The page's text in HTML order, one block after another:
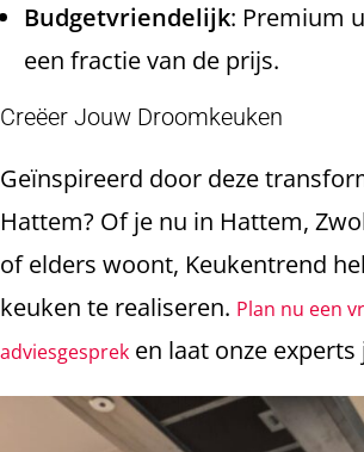
Budgetvriendelijk: Premium
een fractie van de prijs.
Creëer Jouw Droomkeuken
Geïnspireerd door deze
Hattem? Of je nu in Hattem,
of elders woont, Keukentrend
keuken te realiseren. Plan nu een
adviesgesprek en laat onze